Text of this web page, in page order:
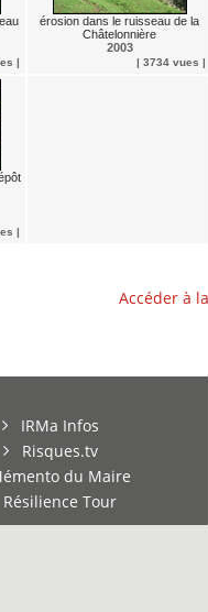
|
érosion dans le ruisseau de la
Châtelonnière
2003
| 3734 vues |
|
Accéder à
IRMa Infos
Risques.tv
du Maire
Résilience Tour